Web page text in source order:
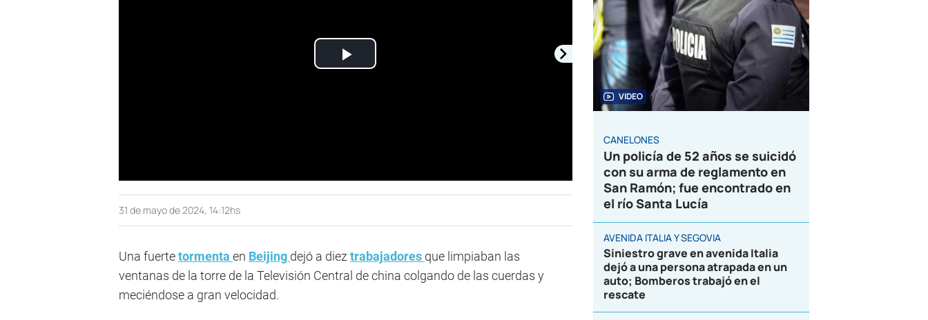
Play
31 de mayo de 2024, 14:12hs
Una fuertetormenta en Beijing dejó a dieztrabajadores que limpiaban las
ventanas de la torre de la Televisión Central de china colgando de las cuerdas y
meciéndose a gran velocidad.
VIDEO
CANELONES
Un policía de 52 años se suicidó
con su arma de reglamento en
San Ramón; fue encontrado en
el río Santa Lucía
AVENIDA ITALIA Y SEGOVIA
Siniestro grave en avenida Italia
dejó a una persona atrapada en un
auto; Bomberos trabajó en el
rescate